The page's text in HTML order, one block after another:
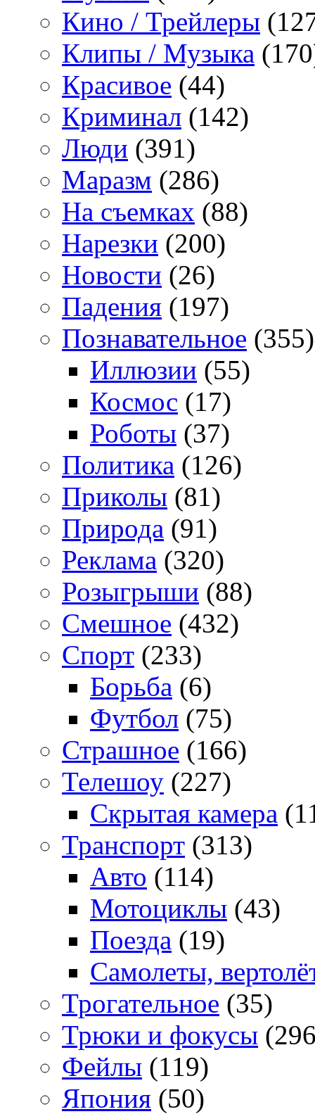
Кино / Трейлеры
Клипы / Музыка
Красивое (44)
Криминал (142)
Люди (391)
Маразм (286)
На съемках (88)
Нарезки (200)
Новости (26)
Падения (197)
Познавательное (355)
Иллюзии (55)
Космос (17)
Роботы (37)
Политика (126)
Приколы (81)
Природа (91)
Реклама (320)
Розыгрыши (88)
Смешное (432)
Спорт (233)
Борьба (6)
Футбол (75)
Страшное (166)
Телешоу (227)
Скрытая камера
Транспорт (313)
Авто (114)
Мотоциклы (43)
Поезда (19)
Самолеты,
Трогательное (35)
Трюки и фокусы
Фейлы (119)
Япония (50)